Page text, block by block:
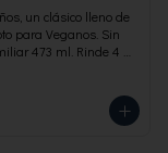
un clásico lleno de
para Veganos. Sin
473 ml. Rinde 4